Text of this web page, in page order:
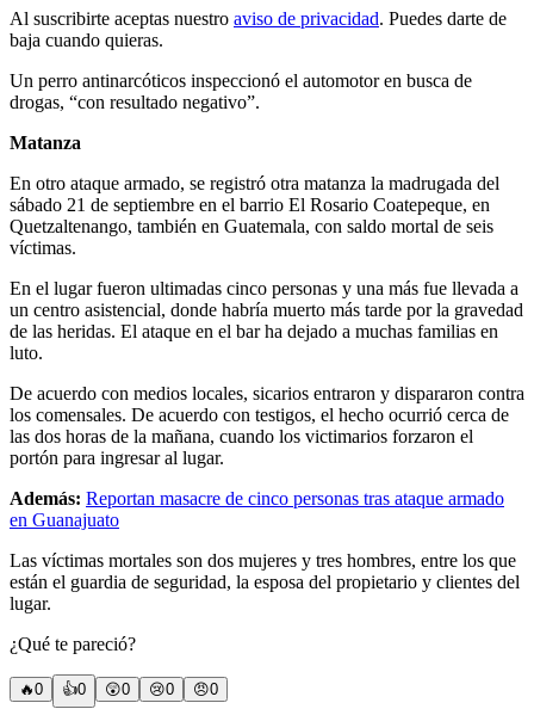
Al suscribirte aceptas nuestro aviso de privacidad. Puedes darte de
baja cuando quieras.
Un perro antinarcóticos inspeccionó el automotor en busca de
drogas, “con resultado negativo”.
Matanza
En otro ataque armado, se registró otra matanza la madrugada del
sábado 21 de septiembre en el barrio El Rosario Coatepeque, en
Quetzaltenango, también en Guatemala, con saldo mortal de seis
víctimas.
En el lugar fueron ultimadas cinco personas y una más fue llevada a
un centro asistencial, donde habría muerto más tarde por la gravedad
de las heridas. El ataque en el bar ha dejado a muchas familias en
luto.
De acuerdo con medios locales, sicarios entraron y dispararon contra
los comensales. De acuerdo con testigos, el hecho ocurrió cerca de
las dos horas de la mañana, cuando los victimarios forzaron el
portón para ingresar al lugar.
Además: Reportan masacre de cinco personas tras ataque armado
en Guanajuato
Las víctimas mortales son dos mujeres y tres hombres, entre los que
están el guardia de seguridad, la esposa del propietario y clientes del
lugar.
¿Qué te pareció?
🔥0 👍0 😲0 😢0 😠0